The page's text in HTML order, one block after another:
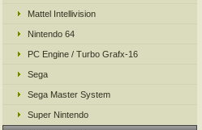
Mattel Intellivision
Nintendo 64
PC Engine / Turbo Grafx-16
Sega
Sega Master System
Super Nintendo